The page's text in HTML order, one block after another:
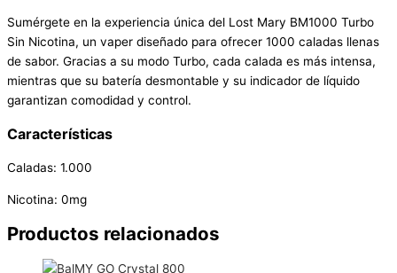
Sumérgete en la experiencia única del Lost Mary BM1000 Turbo
Sin Nicotina, un vaper diseñado para ofrecer 1000 caladas llenas
de sabor. Gracias a su modo Turbo, cada calada es más intensa,
mientras que su batería desmontable y su indicador de líquido
garantizan comodidad y control.
Características
Caladas: 1.000
Nicotina: 0mg
Productos relacionados